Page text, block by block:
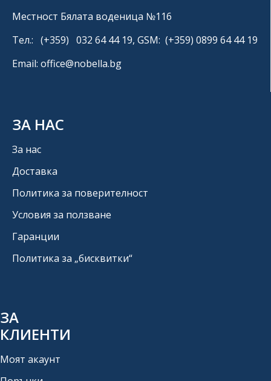
Местност Бялата воденица №116
Тел.: (+359) 032 64 44 19, GSM: (+359) 0899 64 44 19
Email: office@nobella.bg
ЗА НАС
За нас
Доставка
Политика за поверителност
Условия за ползване
Гаранции
Политика за „бисквитки“
ЗА
КЛИЕНТИ
Моят акаунт